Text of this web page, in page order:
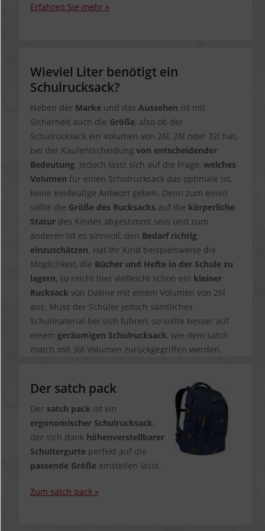
Erfahren Sie mehr »
Wieviel Liter benötigt ein
Schulrucksack?
Neben der Marke und das Aussehen ist mit
Sicherheit auch die Größe, also ob der
Schulrucksack ein Volumen von 26l, 28l oder 32l hat,
bei der Kaufentscheidung von entscheidender
Bedeutung. Jedoch lässt sich auf die Frage, welches
Volumen für einen Schulrucksack das optimale ist,
keine eindeutige Antwort geben. Denn zum einen
sollte die Größe des Rucksacks auf die körperliche
Statur des Kindes abgestimmt sein und zum
anderen ist es sinnvoll, den Bedarf richtig
einzuschätzen. Hat Ihr Kind beispielsweise die
Möglichkeit, die Bücher und Hefte in der Schule zu
lagern, so reicht hier vielleicht schon ein kleiner
Rucksack von Dakine mit einem Volumen von 26l
aus. Muss der Schüler jedoch sämtliches
Schulmaterial bei sich führen, so sollte besser auf
einem geräumigen Schulrucksack, wie dem satch
match mit 30l Volumen zurückgegriffen werden.
Der satch pack
Der satch pack ist ein
ergonomischer Schulrucksack,
der sich dank höhenverstellbarer
Schultergurte perfekt auf die
passende Größe einstellen lässt.
Zum satch pack »